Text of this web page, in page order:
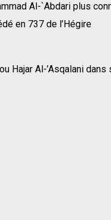
Al-`Abdari plus
en 737 de l’Hégire
Hajar Al-’Asqalani dans